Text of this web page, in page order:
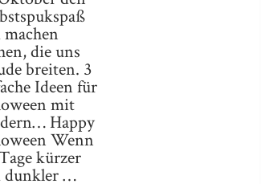
die uns
breiten. 3
Ideen für
mit
Happy
Wenn
kürzer
dunkler …